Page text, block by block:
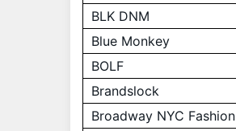
BLK DNM
Blue Monkey
BOLF
Brandslock
Broadway NYC Fashion